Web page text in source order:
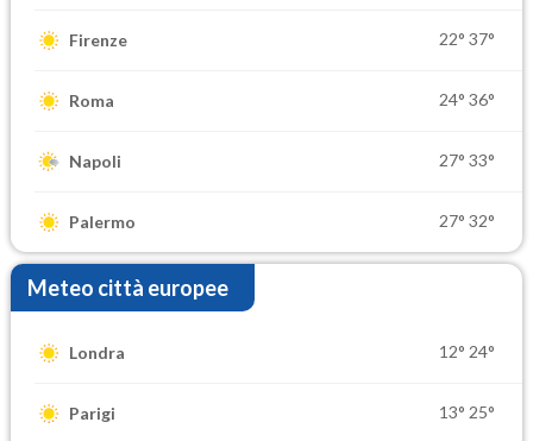
Firenze 22° 37°
Roma 24° 36°
Napoli 27° 33°
Palermo 27° 32°
Meteo città europee
Londra 12° 24°
Parigi 13° 25°